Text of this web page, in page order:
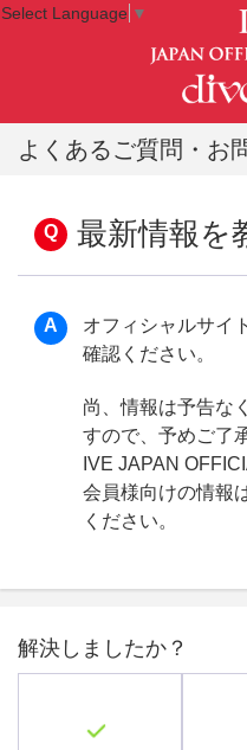
よくあるご質問・お
最新情報を
オフィシャルサイ
確認ください。
尚、情報は予告な
すので、予めご了
IVE JAPAN
会員様向けの情報
ください。
解決しましたか？
Select Language ▼